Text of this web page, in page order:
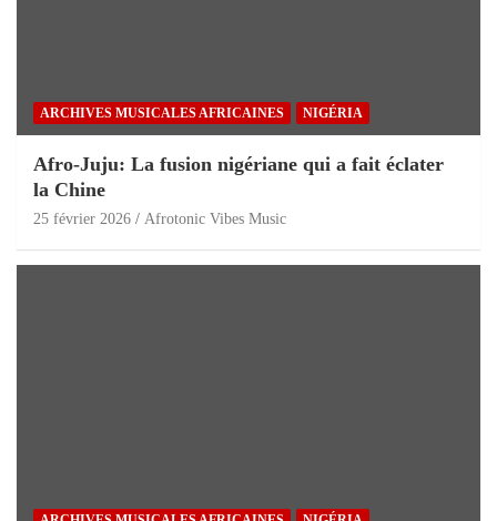
ARCHIVES MUSICALES AFRICAINES NIGÉRIA
Afro-Juju: La fusion nigériane qui a fait éclater
la Chine
25 février 2026 Afrotonic Vibes Music